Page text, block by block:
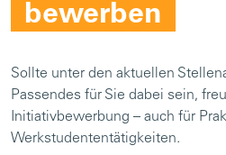
bewerben
Sollte unter den aktuellen
Passendes für Sie dabei sein,
Initiativbewerbung – auch für
Werkstudententätigkeiten.